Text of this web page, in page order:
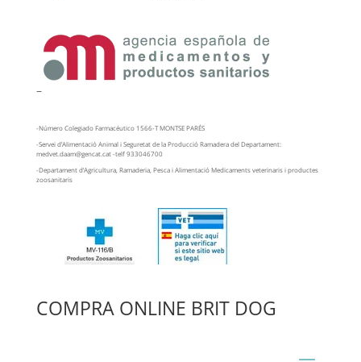
–
-Número Colegiado Farmacéutico 1566-T MONTSE PARÉS
-Servei d’Alimentació Animal i Seguretat de la Producció Ramadera del Departament:
medvet.daam@gencat.cat -telf 933046700
-Departament d’Agricultura, Ramaderia, Pesca i Alimentació Medicaments veterinaris i productes
zoosanitaris
COMPRA ONLINE BRIT DOG